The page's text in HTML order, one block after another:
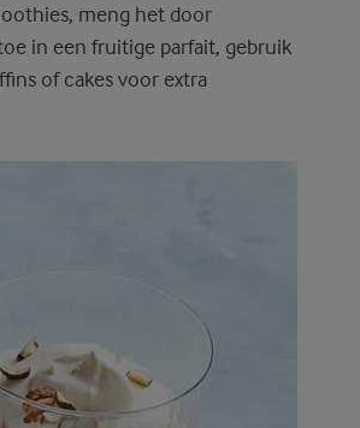
meng het door
in een fruitige parfait, gebruik
of cakes voor extra